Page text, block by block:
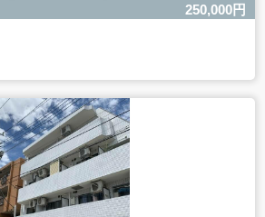
250,000円